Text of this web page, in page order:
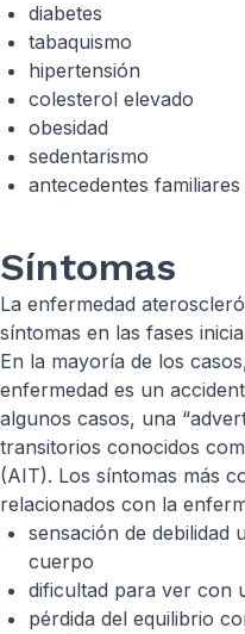
diabetes
tabaquismo
hipertensión
colesterol elevado
obesidad
sedentarismo
antecedentes
Síntomas
La enfermedad
síntomas en las fases
En la mayoría de los
enfermedad es un
algunos casos, una
transitorios conocidos
(AIT). Los síntomas más
relacionados con la
sensación de debilidad
cuerpo
dificultad para ver con
pérdida del equilibrio